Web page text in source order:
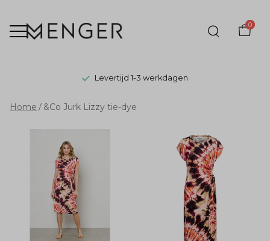
0
Levertijd 1-3 werkdagen
&Co
Jurk
Lizzy
dye
Home &Co Jurk Lizzy tie-dye